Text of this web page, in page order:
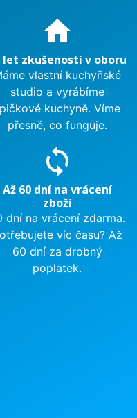
home
let zkušeností v oboru
vlastní kuchyňské
studio a vyrábíme
kuchyně. Víme
přesně, co funguje.
sync
Až 60 dní na vrácení
zboží
dní na vrácení zdarma.
víc času? Až
60 dní za drobný
poplatek.